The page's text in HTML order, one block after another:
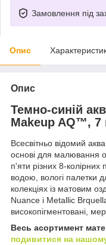
Замовлення під
Опис
Опис
Темно-синій
Makeup AQ™, 7
Всесвітньо відомий
основі для малювання
п'яти різних 8-колірних
водою, вологі палетки
колекціях із матовим
Nuance і Metallic
високопігментовані,
Весь асортимент
подивитися на